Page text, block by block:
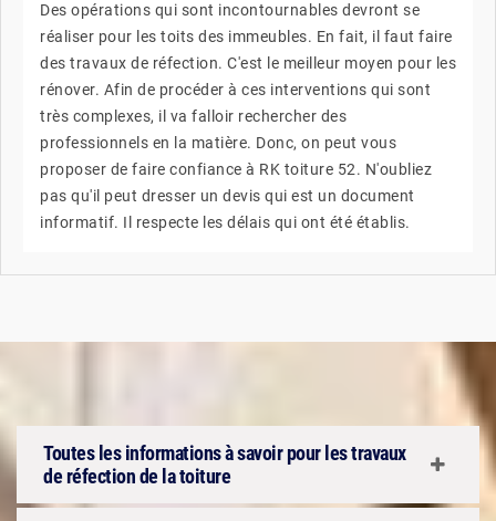
Des opérations qui sont incontournables devront se
réaliser pour les toits des immeubles. En fait, il faut faire
des travaux de réfection. C'est le meilleur moyen pour les
rénover. Afin de procéder à ces interventions qui sont
très complexes, il va falloir rechercher des
professionnels en la matière. Donc, on peut vous
proposer de faire confiance à RK toiture 52. N'oubliez
pas qu'il peut dresser un devis qui est un document
informatif. Il respecte les délais qui ont été établis.
Toutes les informations à savoir pour les travaux
de réfection de la toiture